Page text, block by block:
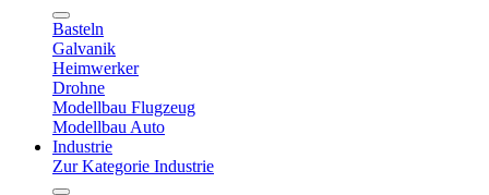
Basteln
Galvanik
Heimwerker
Drohne
Modellbau Flugzeug
Modellbau Auto
Industrie
Zur Kategorie Industrie